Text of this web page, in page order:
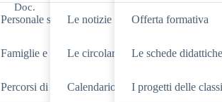
Personale scolastico
Famiglie e studenti
Percorsi di studio
Le notizie
Le circolari
Calendario eventi
Offerta formativa
Le schede didattiche
I progetti delle classi
Doc.